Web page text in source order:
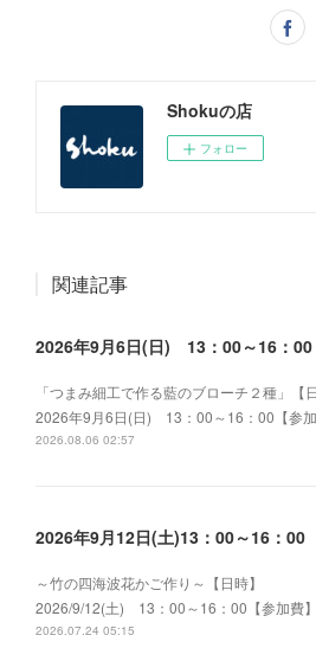
Shokuの店
フォロー
関連記事
「つまみ細工で作る藍のブローチ２種」【
2026年9月6日(日) 13：00～16：00【参加
2026.08.06 02:57
～竹の四海波花かご作り～【日時】
2026/9/12(土) 13：00～16：00【参加費
2026.07.24 05:15